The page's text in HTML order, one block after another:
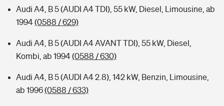
Audi A4, B 5 (AUDI A4 TDI), 55 kW, Diesel, Limousine, ab
1994(0588 / 629)
Audi A4, B 5 (AUDI A4 AVANT TDI), 55 kW, Diesel,
Kombi, ab 1994(0588 / 630)
Audi A4, B 5 (AUDI A4 2.8), 142 kW, Benzin, Limousine,
ab 1996(0588 / 633)